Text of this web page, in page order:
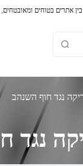
אתרים בטוחים
נגד חוף השנהב
נגד